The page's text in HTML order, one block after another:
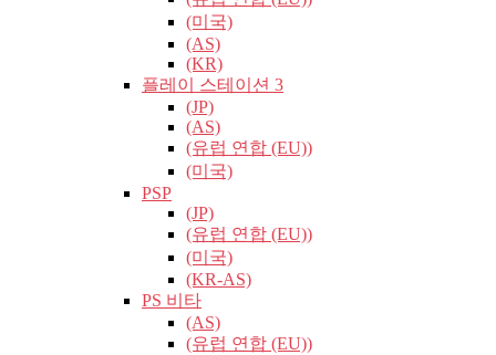
(미국)
(AS)
(KR)
플레이 스테이션 3
(JP)
(AS)
(유럽​​ 연합 (EU))
(미국)
PSP
(JP)
(유럽​​ 연합 (EU))
(미국)
(KR-AS)
PS 비타
(AS)
(유럽​​ 연합 (EU))